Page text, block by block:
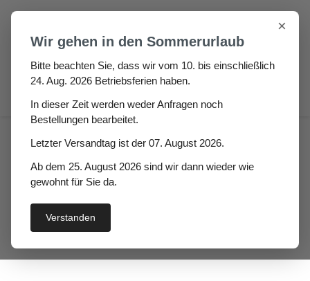
Zum Hauptinhalt springen
Haus
Fenster- / Türprofile
Stahlzargendichtung
Materica
×
Wir gehen in den Sommerurlaub
Bitte beachten Sie, dass wir vom 10. bis einschließlich
24. Aug. 2026 Betriebsferien haben.
In dieser Zeit werden weder Anfragen noch
Bestellungen bearbeitet.
Letzter Versandtag ist der 07. August 2026.
Ab dem 25. August 2026 sind wir dann wieder wie
gewohnt für Sie da.
Verstanden